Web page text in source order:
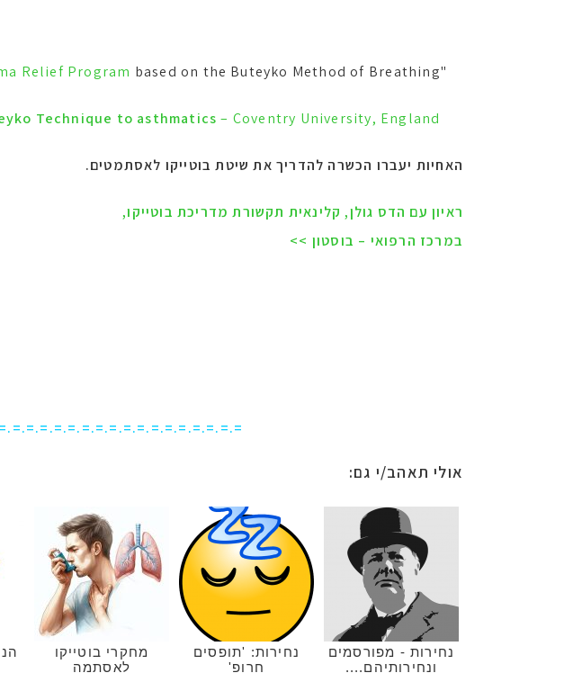
"Outpatient programs include Pulmonary Rehabilitation and an
Relief Program based on the Buteyko Method of Breathing"
Technique to asthmatics – Coventry University, England
האחיות יעברו הכשרה להדריך את שיטת בוטייקו לאסתמטים.
ראיון עם הדס גולן, קלינאית תקשורת מדריכת בוטייקו,
במרכז הרפואי – בוסטון >>
אולי תאהב/י גם:
נחירות - מפורסמים
ונחירותיהם....
נחירות: 'תופסים
חרופ'
מחקרי בוטייקו
לאסתמה